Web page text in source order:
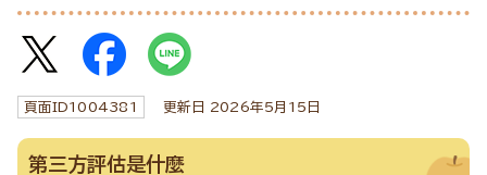
頁面ID1004381 更新日 2026年5月 15 日
第三方評估是什麼